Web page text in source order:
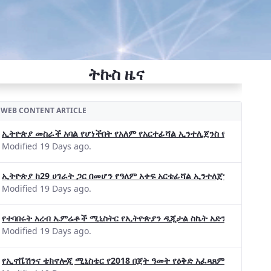
ትኩስ ዜና
WEB CONTENT ARTICLE
ኢትዮጵያ መስራች አባል የሆነችበት የአለም የአርተፊሻል ኢንተሊጀንስ የትብብር
Modified 19 Days ago.
ኢትዮጵያ ከ29 ሀገራት ጋር በመሆን የዓለም አቀፍ አርቴፊሻል ኢንተለጀንስ ትብብር
Modified 19 Days ago.
የተባበሩት አረብ ኤምሬቶች ሚኒስትር የኢትዮጵያን ዲጂታል ስኬት አድንቀዋል
Modified 19 Days ago.
የኢኖቬሽንና ቴክኖሎጂ ሚኒስቴር የ2018 በጀት ዓመት የዕቅድ አፈጻጸምና የቀጣይ